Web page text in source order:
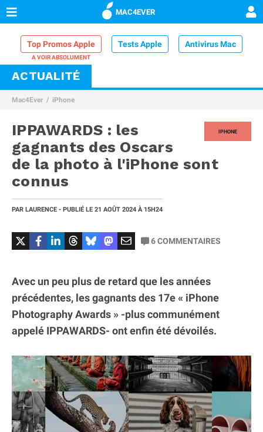
MAC4EVER
Top Promos Apple Tests Apple Antivirus Mac
VPN Mac
Comparatif iPhone
ACTUALITÉ
Mac4Ever iPhone
IPHONE
IPPAWARDS : les
gagnants des Oscars
de la photo à l'iPhone sont
connus
PAR LAURENCE - PUBLIÉ LE 21 AOÛT 2024 À 15H24
6COMMENTAIRES
Avec un peu plus de retard que les années
précédentes, les gagnants des 17e « iPhone
Photography Awards » -plus communément
appelé IPPAWARDS- ont enfin été dévoilés.